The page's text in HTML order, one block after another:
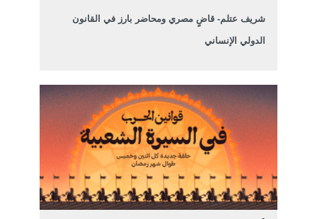
شريف عتلم- قاضٍ مصري ومحاضر بارز في القانون
الدولي الإنساني